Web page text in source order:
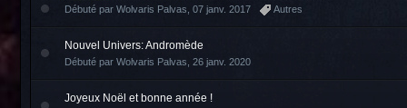
Débuté par Wolvaris Palvas 07 janv. 2017 Autres
Nouvel Univers: Andromède
Débuté par Wolvaris Palvas 26 janv. 2020
Joyeux Noël et bonne année !